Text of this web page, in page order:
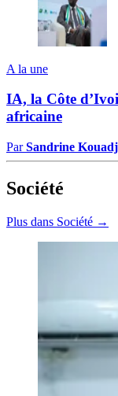
A la une
IA, la Côte
africaine
ParSandrine
Société
Plus dans Société →